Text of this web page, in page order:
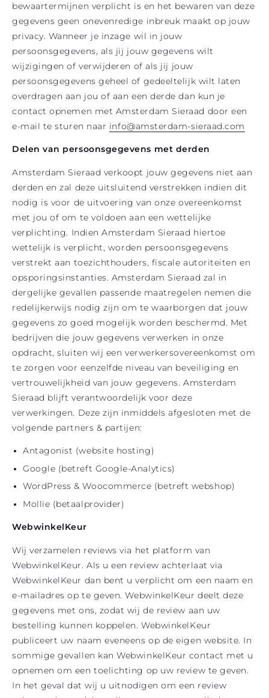
bewaartermijnen verplicht is en het bewaren van deze
gegevens geen onevenredige inbreuk maakt op jouw
privacy. Wanneer je inzage wil in jouw
persoonsgegevens, als jij jouw gegevens wilt
wijzigingen of verwijderen of als jij jouw
persoonsgegevens geheel of gedeeltelijk wilt laten
overdragen aan jou of aan een derde dan kun je
contact opnemen met Amsterdam Sieraad door een
e-mail te sturen naar info@amsterdam-sieraad.com
Delen van persoonsgegevens met derden
Amsterdam Sieraad verkoopt jouw gegevens niet aan
derden en zal deze uitsluitend verstrekken indien dit
nodig is voor de uitvoering van onze overeenkomst
met jou of om te voldoen aan een wettelijke
verplichting. Indien Amsterdam Sieraad hiertoe
wettelijk is verplicht, worden persoonsgegevens
verstrekt aan toezichthouders, fiscale autoriteiten en
opsporingsinstanties. Amsterdam Sieraad zal in
dergelijke gevallen passende maatregelen nemen die
redelijkerwijs nodig zijn om te waarborgen dat jouw
gegevens zo goed mogelijk worden beschermd. Met
bedrijven die jouw gegevens verwerken in onze
opdracht, sluiten wij een verwerkersovereenkomst om
te zorgen voor eenzelfde niveau van beveiliging en
vertrouwelijkheid van jouw gegevens. Amsterdam
Sieraad blijft verantwoordelijk voor deze
verwerkingen. Deze zijn inmiddels afgesloten met de
volgende partners & partijen:
Antagonist (website hosting)
Google (betreft Google-Analytics)
WordPress & Woocommerce (betreft webshop)
Mollie (betaalprovider)
WebwinkelKeur
Wij verzamelen reviews via het platform van
WebwinkelKeur. Als u een review achterlaat via
WebwinkelKeur dan bent u verplicht om een naam en
e-mailadres op te geven. WebwinkelKeur deelt deze
gegevens met ons, zodat wij de review aan uw
bestelling kunnen koppelen. WebwinkelKeur
publiceert uw naam eveneens op de eigen website. In
sommige gevallen kan WebwinkelKeur contact met u
opnemen om een toelichting op uw review te geven.
In het geval dat wij u uitnodigen om een review